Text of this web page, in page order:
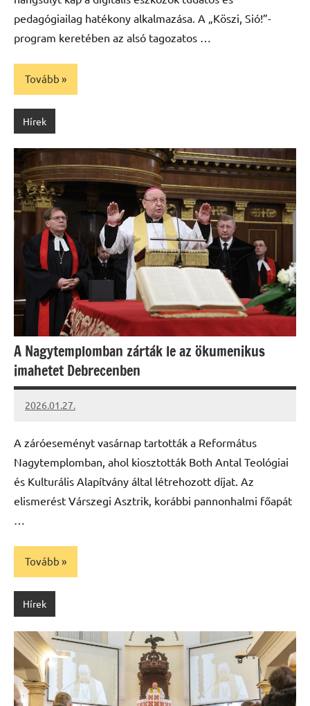
pedagógiailag hatékony alkalmazása. A „Köszi, Sió!”-
program keretében az alsó tagozatos …
Tovább
Hírek
A Nagytemplomban zárták le az ökumenikus
imahetet Debrecenben
2026.01.27.
Leiszt
A záróeseményt vasárnap tartották a Református
Nagytemplomban, ahol kiosztották Both Antal Teológiai
és Kulturális Alapítvány által létrehozott díjat. Az
elismerést Várszegi Asztrik, korábbi pannonhalmi főapát
Tovább
Hírek